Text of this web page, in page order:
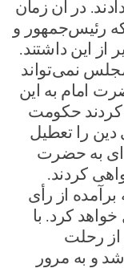
در آن زمان
که رئیس‌جمهور و
از این داشتند.
نمی‌تواند
امام به این
کردند حکومت
را تعطیل
به حضرت
کردند.
از رأی
کرد. با
از رحلت
و به مرور